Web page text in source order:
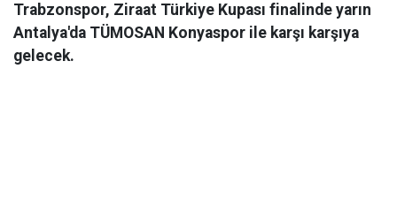
Trabzonspor, Ziraat Türkiye Kupası finalinde yarın
Antalya'da TÜMOSAN Konyaspor ile karşı karşıya
gelecek.